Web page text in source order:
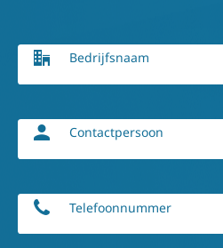
Bedrijfsnaam
Contactpersoon
Telefoonnummer